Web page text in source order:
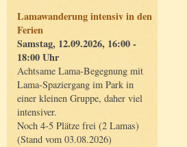
Lamawanderung intensiv in den
Ferien
Samstag, 12.09.2026, 16:00 -
18:00 Uhr
Achtsame Lama-Begegnung mit
Lama-Spaziergang im Park in
einer kleinen Gruppe, daher viel
intensiver.
Noch 4-5 Plätze frei (2 Lamas)
(Stand vom 03.08.2026)